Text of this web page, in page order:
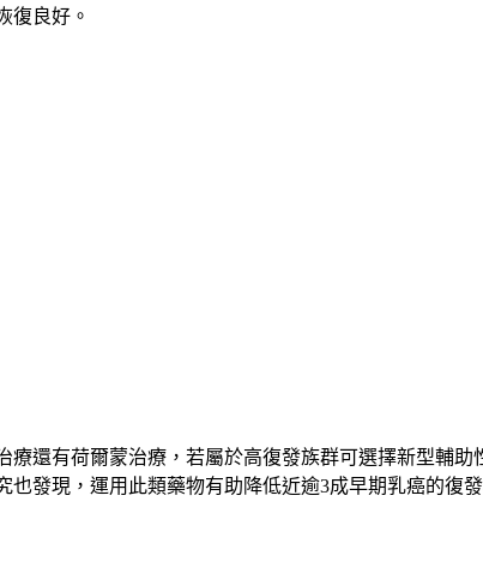
復良好。
療還有荷爾蒙治療，若屬於高復發族群可選擇新型輔
發現，運用此類藥物有助降低近逾3成早期乳癌的復